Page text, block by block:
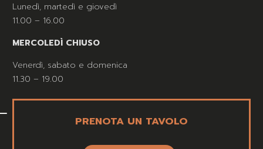
Lunedì, martedì e giovedì
11.00 – 16.00
MERCOLEDÌ CHIUSO
Venerdì, sabato e domenica
11.30 – 19.00
PRENOTA UN TAVOLO